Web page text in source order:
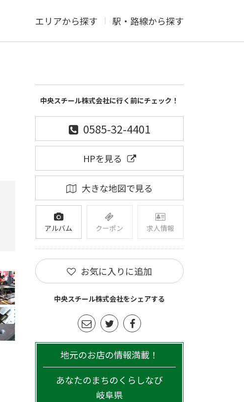
エリアから探す 駅・路線から探す
中央スチール株式会社に行く前にチェック！
0585-32-4401
HPを見る
大きな地図で見る
アルバム クーポン 求人情報
お気に入りに追加
中央スチール株式会社をシェアする
地元のお店の情報満載！
あなたのまちのくらしなび
岐阜県